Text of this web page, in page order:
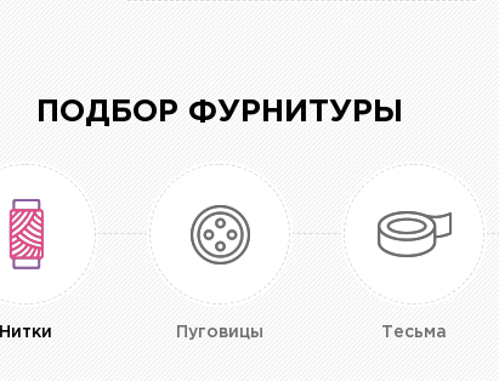
ПОДБОР ФУРНИТУРЫ
Нитки Пуговицы Тесьма